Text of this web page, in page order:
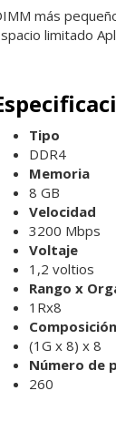
más
limitado
Tipo
DDR4
Memoria
8 GB
Velocidad
3200 Mbps
Voltaje
1,2 voltios
Rango x
1Rx8
(1G x 8) x 8
Número de
260